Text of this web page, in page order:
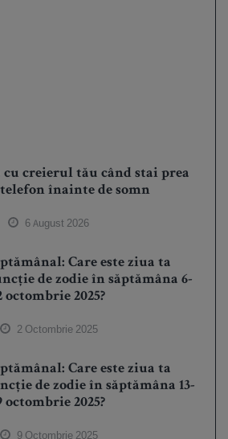
cu creierul tău când stai prea
înainte de somn
6 August 2026
Care este ziua ta
de zodie în săptămâna 6-
octombrie 2025?
2 Octombrie 2025
Care este ziua ta
de zodie în săptămâna 13-
octombrie 2025?
9 Octombrie 2025